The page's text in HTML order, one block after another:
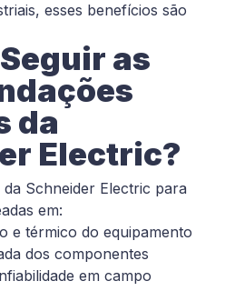
esses benefícios são
as
da
Electric?
Schneider Electric para
em:
e térmico do equipamento
dos componentes
em campo